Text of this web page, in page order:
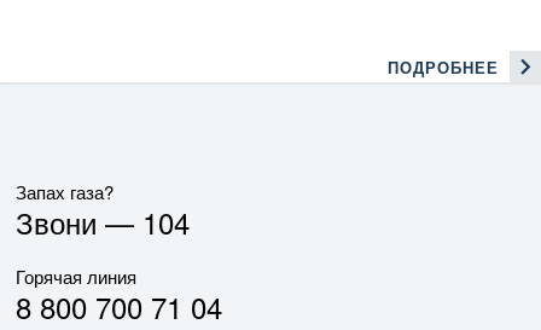
ПОДРОБНЕЕ
Запах газа?
Звони — 104
Горячая линия
8 800 700 71 04